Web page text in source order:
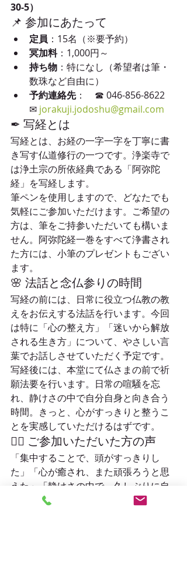
30-5）
📌 参加にあたって
定員 ：15名（※要予約）
冥加料：1,000円～
持ち物 ：特になし（希望者は筆・
数珠など自由に）
予約連絡先：　☎ 046-856-8622
✉ jorakuji.jodoshu@gmail.com
✒ 写経とは
写経とは、お経の一字一字を丁寧に書
き写す仏道修行の一つです。浄楽寺で
は浄土宗の所依経典である「阿弥陀
経」を写経します。
筆ペンを使用しますので、どなたでも
気軽にご参加いただけます。ご希望の
方は、筆をご持参いただいても構いま
せん。阿弥陀経一巻をすべて浄書され
た方には、小筆のプレゼントもござい
ます。
🌸 法話と念仏参りの時間
写経の前には、日常に役立つ仏教の教
えをお伝えする法話を行います。今回
は特に「心の整え方」「迷いから解放
される生き方」について、やさしい言
葉でお話しさせていただく予定です。
写経後には、本堂にて仏さまの前で祈
願法要を行います。日常の喧騒を忘
れ、静けさの中で自分自身と向き合う
時間。きっと、心がすっきりと整うこ
とを実感していただけるはずです。
🧘‍♀️ ご参加いただいた方の声
「集中することで、頭がすっきりし
た」「心が癒され、また頑張ろうと思
えた」「静けさの中で、久しぶりに自
分と向き合えた」